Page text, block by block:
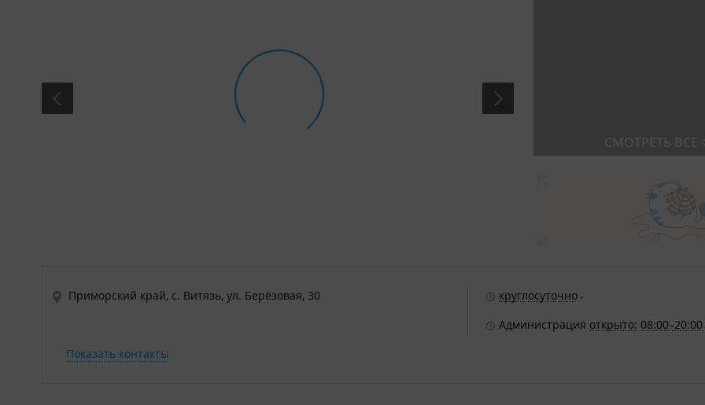
Приморский край, с. Витязь, ул. Берёзовая, 30
круглосуточно
Администрация открыто: 08:00–20:00
Показать контакты